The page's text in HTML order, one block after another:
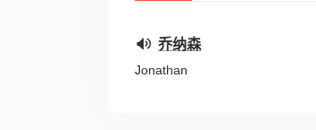
乔纳森
Jonathan